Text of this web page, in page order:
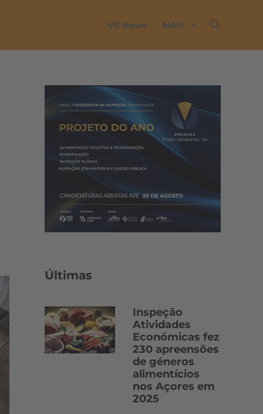
VS News MAIS
Últimas
Inspeção
Atividades
Económicas fez
230 apreensões
de géneros
alimentícios
nos Açores em
2025